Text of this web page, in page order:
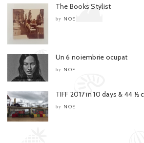
The Books Stylist
by NOE
Un 6 noiembrie ocupat
by NOE
TIFF 2017 in 10 days & 44
by NOE